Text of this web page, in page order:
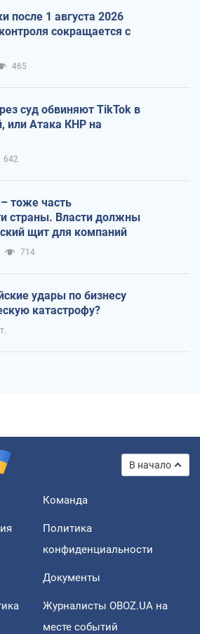
после 1 августа 2026
сокращается с
465
суд обвиняют TikTok в
или Атака КНР на
642
тоже часть
страны. Власти должны
щит для компаний
714
удары по бизнесу
катастрофу?
В начало
Команда
Политика
конфиденциальности
Документы
Журналисты OBOZ.UA на
месте событий